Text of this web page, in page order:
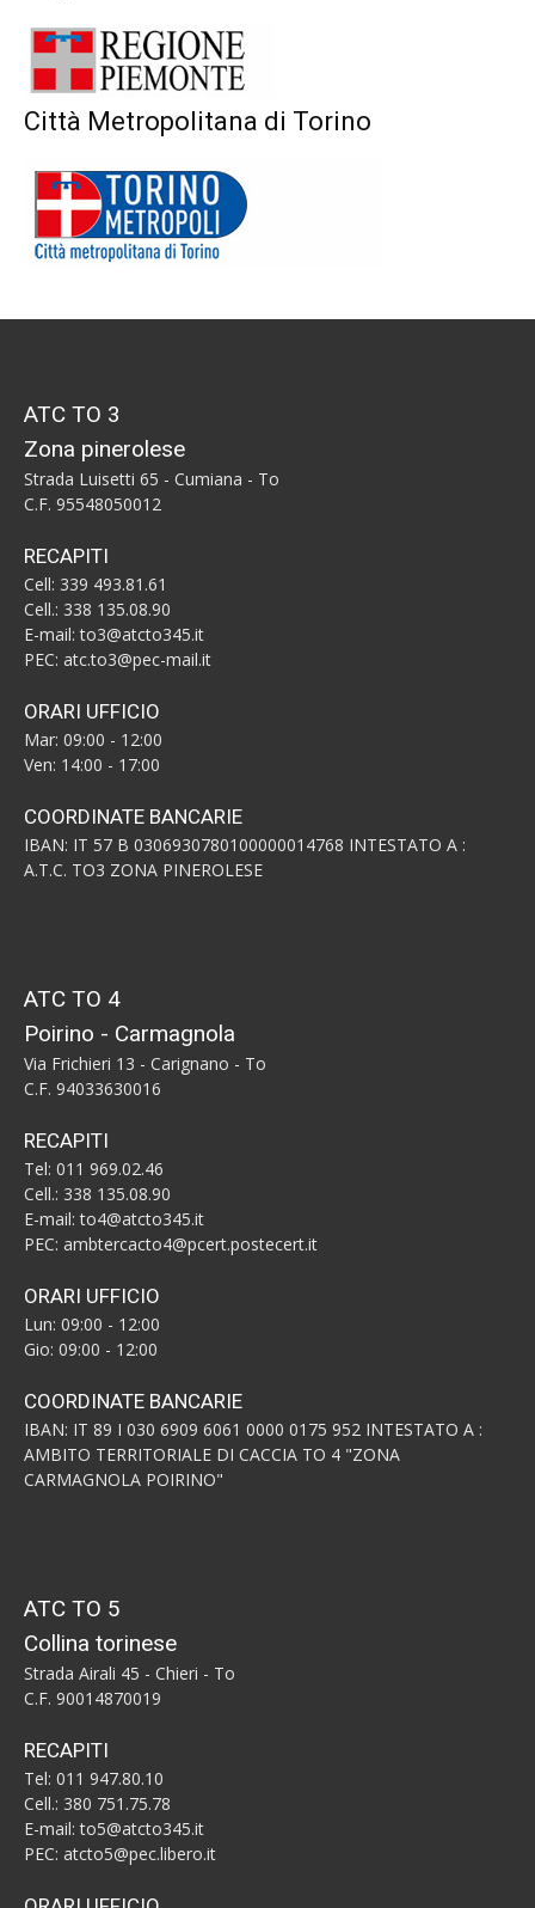
Città Metropolitana di Torino
ATC TO 3
Zona pinerolese
Strada Luisetti 65 - Cumiana - To
C.F. 95548050012
RECAPITI
Cell: 339 493.81.61
Cell.: 338 135.08.90
E-mail: to3@atcto345.it
PEC: atc.to3@pec-mail.it
ORARI UFFICIO
Mar: 09:00 - 12:00
Ven: 14:00 - 17:00
COORDINATE BANCARIE
IBAN: IT 57 B 0306930780100000014768 INTESTATO A :
A.T.C. TO3 ZONA PINEROLESE
ATC TO 4
Poirino - Carmagnola
Via Frichieri 13 - Carignano - To
C.F. 94033630016
RECAPITI
Tel: 011 969.02.46
Cell.: 338 135.08.90
E-mail: to4@atcto345.it
PEC: ambtercacto4@pcert.postecert.it
ORARI UFFICIO
Lun: 09:00 - 12:00
Gio: 09:00 - 12:00
COORDINATE BANCARIE
IBAN: IT 89 I 030 6909 6061 0000 0175 952 INTESTATO A :
AMBITO TERRITORIALE DI CACCIA TO 4 "ZONA
CARMAGNOLA POIRINO"
ATC TO 5
Collina torinese
Strada Airali 45 - Chieri - To
C.F. 90014870019
RECAPITI
Tel: 011 947.80.10
Cell.: 380 751.75.78
E-mail: to5@atcto345.it
PEC: atcto5@pec.libero.it